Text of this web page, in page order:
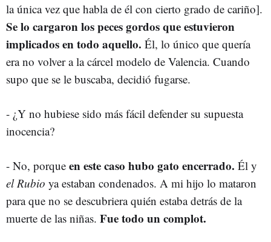
la única vez que habla de él con cierto grado de cariño].
Se lo cargaron los peces gordos que estuvieron
implicados en todo aquello. Él, lo único que quería
era no volver a la cárcel modelo de Valencia. Cuando
supo que se le buscaba, decidió fugarse.
- ¿Y no hubiese sido más fácil defender su supuesta
inocencia?
- No, porque en este caso hubo gato encerrado. Él y
el Rubio ya estaban condenados. A mi hijo lo mataron
para que no se descubriera quién estaba detrás de la
muerte de las niñas. Fue todo un complot.